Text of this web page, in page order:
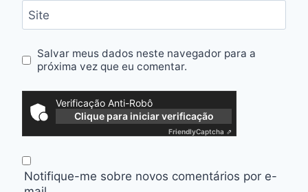
Site
Salvar meus dados neste navegador para a
próxima vez que eu comentar.
Verificação Anti-Robô
Clique para iniciar verificação
FriendlyCaptcha ⇗
Notifique-me sobre novos comentários por e-